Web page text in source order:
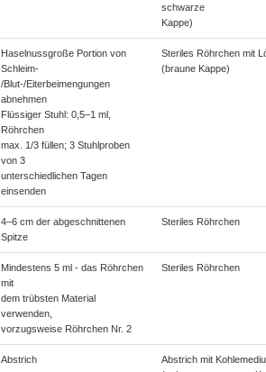
schwarze
Kappe)
Haselnussgroße Portion von
Schleim-
/Blut-/Eiterbeimengungen
abnehmen
Flüssiger Stuhl: 0,5–1 ml,
Röhrchen
max. 1/3 füllen; 3 Stuhlproben
von 3
unterschiedlichen Tagen
einsenden
Steriles Röhrchen mit
(braune Kappe)
4–6 cm der abgeschnittenen
Spitze
Steriles Röhrchen
Mindestens 5 ml - das Röhrchen
mit
dem trübsten Material
verwenden,
vorzugsweise Röhrchen Nr. 2
Steriles Röhrchen
Abstrich
Abstrich mit